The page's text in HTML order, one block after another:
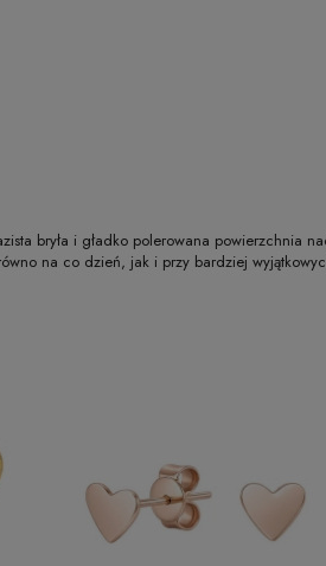
bryła i gładko polerowana powierzchnia
na co dzień, jak i przy bardziej